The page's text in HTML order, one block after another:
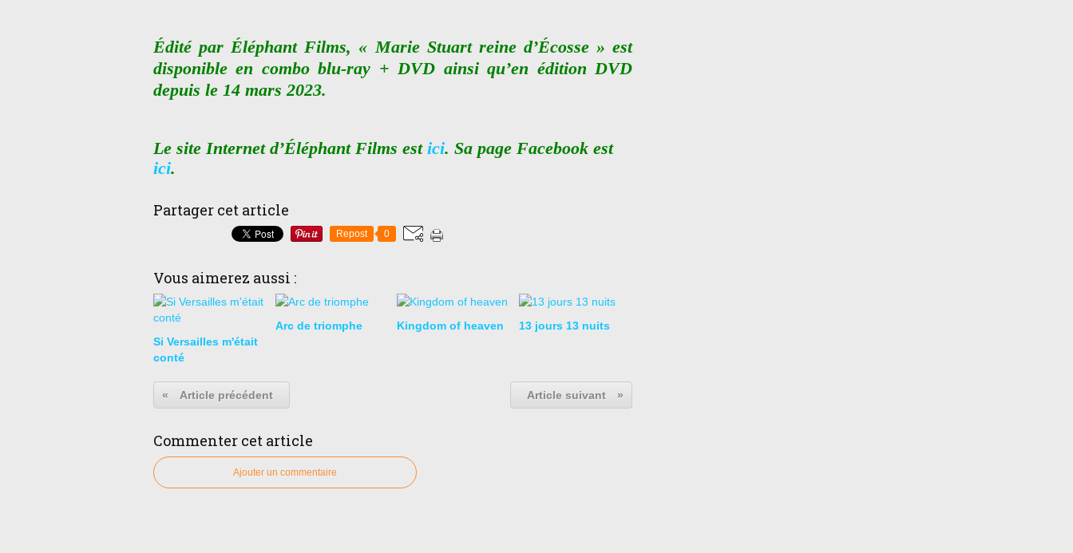
Édité par Éléphant Films, « Marie Stuart reine d’Écosse » est
disponible en combo blu-ray + DVD ainsi qu’en édition DVD
depuis le 14 mars 2023.
Le site Internet d’Éléphant Films est ici. Sa page Facebook est
ici.
Partager cet article
Repost 0
Vous aimerez aussi :
Si Versailles m'était
conté
Arc de triomphe Kingdom of heaven 13 jours 13 nuits
« Article précédent Article suivant »
Commenter cet article
Ajouter un commentaire